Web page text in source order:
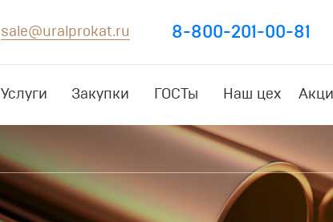
sale@uralprokat.ru 8-800-201-00-81
Услуги Закупки ГОСТы Наш цех